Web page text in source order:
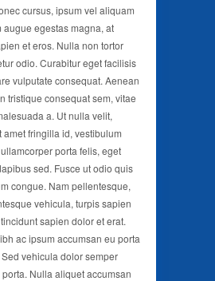
cursus, ipsum vel aliquam
augue egestas magna, at
et eros. Nulla non tortor
odio. Curabitur eget facilisis
vulputate consequat. Aenean
tristique consequat sem, vitae
a. Ut nulla velit,
fringilla id, vestibulum
porta felis, eget
sed. Fusce ut odio quis
congue. Nam pellentesque,
vehicula, turpis sapien
sapien dolor et erat.
ac ipsum accumsan eu porta
vehicula dolor semper
Nulla aliquet accumsan